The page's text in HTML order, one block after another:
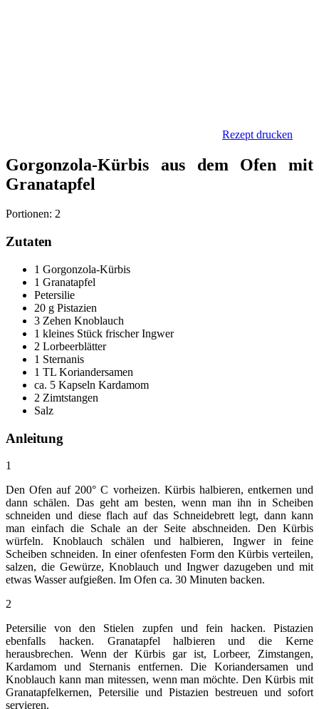
Rezept drucken
Gorgonzola-Kürbis aus dem Ofen mit
Granatapfel
Portionen: 2
Zutaten
1 Gorgonzola-Kürbis
1 Granatapfel
Petersilie
20 g Pistazien
3 Zehen Knoblauch
1 kleines Stück frischer Ingwer
2 Lorbeerblätter
1 Sternanis
1 TL Koriandersamen
ca. 5 Kapseln Kardamom
2 Zimtstangen
Salz
Anleitung
1
Den Ofen auf 200° C vorheizen. Kürbis halbieren, entkernen und
dann schälen. Das geht am besten, wenn man ihn in Scheiben
schneiden und diese flach auf das Schneidebrett legt, dann kann
man einfach die Schale an der Seite abschneiden. Den Kürbis
würfeln. Knoblauch schälen und halbieren, Ingwer in feine
Scheiben schneiden. In einer ofenfesten Form den Kürbis verteilen,
salzen, die Gewürze, Knoblauch und Ingwer dazugeben und mit
etwas Wasser aufgießen. Im Ofen ca. 30 Minuten backen.
2
Petersilie von den Stielen zupfen und fein hacken. Pistazien
ebenfalls hacken. Granatapfel halbieren und die Kerne
herausbrechen. Wenn der Kürbis gar ist, Lorbeer, Zimstangen,
Kardamom und Sternanis entfernen. Die Koriandersamen und
Knoblauch kann man mitessen, wenn man möchte. Den Kürbis mit
Granatapfelkernen, Petersilie und Pistazien bestreuen und sofort
servieren.